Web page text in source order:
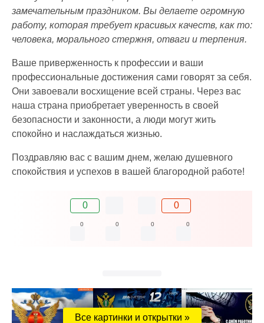
замечательным праздником. Вы делаете огромную
работу, которая требует красивых качеств, как то:
человека, морального стержня, отваги и терпения.
Ваше приверженность к профессии и ваши
профессиональные достижения сами говорят за себя.
Они завоевали восхищение всей страны. Через вас
наша страна приобретает уверенность в своей
безопасности и законности, а люди могут жить
спокойно и наслаждаться жизнью.
Поздравляю вас с вашим днем, желаю душевного
спокойствия и успехов в вашей благородной работе!
0 0
0 0 0 0
Все картинки и открытки »